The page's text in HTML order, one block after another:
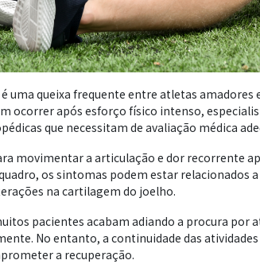
uma queixa frequente entre atletas amadores
ocorrer após esforço físico intenso,
que necessitam de avaliação médica
movimentar a articulação e dor recorrente
os sintomas podem estar relacionados
na cartilagem do joelho.
pacientes acabam adiando a procura por
No entanto, a continuidade das
a recuperação.